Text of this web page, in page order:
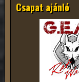
Csapat ajánló